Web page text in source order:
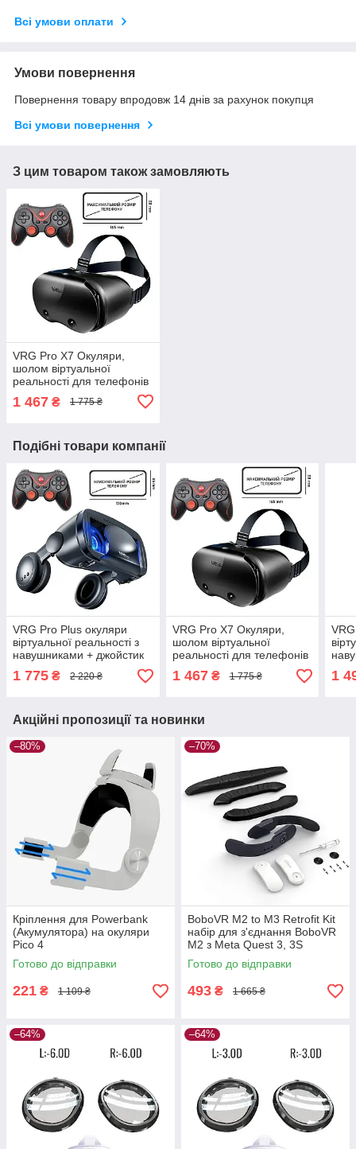
Всі умови оплати
Умови повернення
Повернення товару впродовж 14 днів за рахунок покупця
Всі умови повернення
З цим товаром також замовляють
VRG Pro X7 Окуляри,
шолом віртуальної
реальності для телефонів
джойстик T3
1 467 ₴ 1 775 ₴
Подібні товари компанії
VRG Pro Plus окуляри
віртуальної реальності з
навушниками + джойстик
T3
1 775 ₴ 2 220 ₴
VRG Pro X7 Окуляри,
шолом віртуальної
реальності для телефонів
з екраном від 5"-7" +
джойстик T3
1 467₴ 1 775 ₴ 1
Акційні пропозиції та новинки
–80%
Кріплення для Powerbank
(Акумулятора) на окуляри
Pico 4
Готово до відправки
221 ₴ 1 109 ₴
–70%
BoboVR M2 to M3 Retrofit Kit
набір для з'єднання BoboVR
M2 з Meta Quest 3, 3S
Готово до відправки
493 ₴ 1 665 ₴
–64% –64%